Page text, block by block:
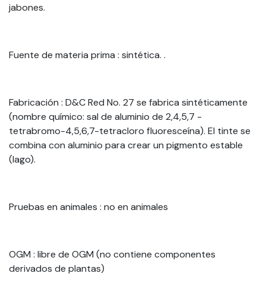
jabones.
Fuente de materia prima : sintética. .
Fabricación : D&C Red No. 27 se fabrica sintéticamente
(nombre químico: sal de aluminio de 2,4,5,7 -
tetrabromo-4,5,6,7-tetracloro fluoresceína). El tinte se
combina con aluminio para crear un pigmento estable
(lago).
Pruebas en animales : no en animales
OGM : libre de OGM (no contiene componentes
derivados de plantas)